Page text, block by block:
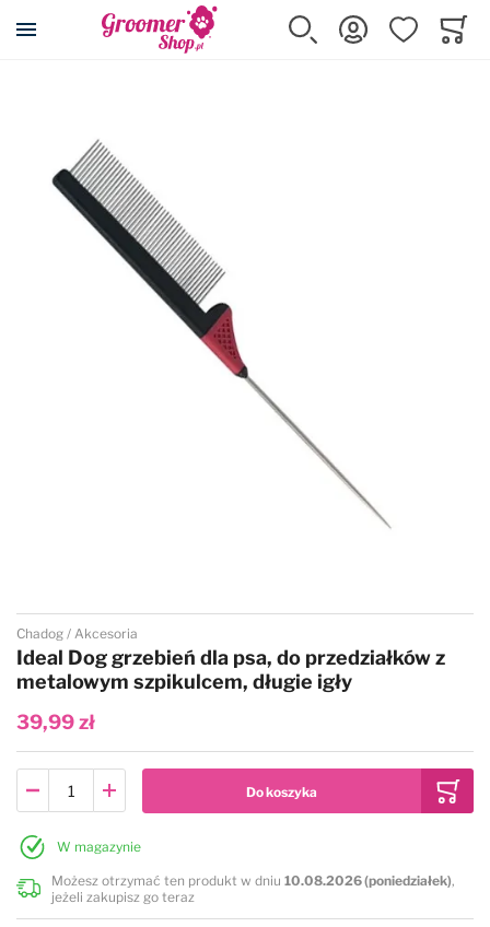
Przejdź na stronę główną
Szukaj Zaloguj sięUlubione
Przejdź na początek galerii
Chadog Akcesoria
Ideal Dog grzebień dla psa, do przedziałków z
metalowym szpikulcem, długie igły
39,99 zł
W magazynie
Możesz otrzymać ten produkt w dniu10.08.2026 (poniedziałek),
jeżeli zakupisz go teraz